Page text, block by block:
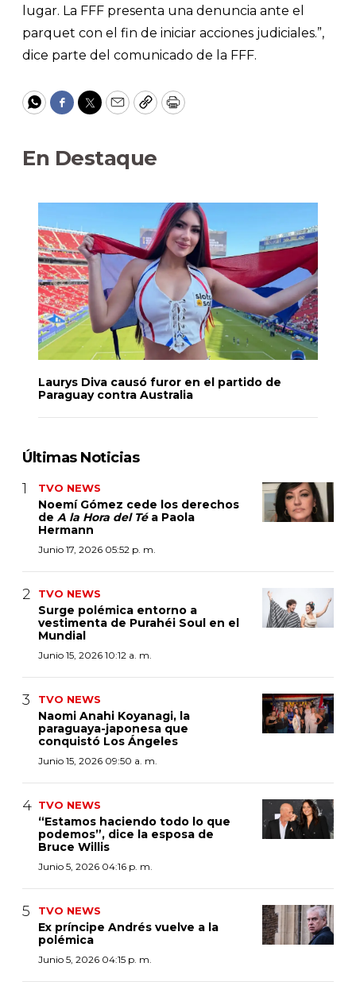
lugar. La FFF presenta una denuncia ante el
parquet con el fin de iniciar acciones judiciales.”,
dice parte del comunicado de la FFF.
WhatsApp
Facebook
Twitter
EmailCopyPrint
En Destaque
Laurys Diva causó furor en el partido de
Paraguay contra Australia
Últimas Noticias
TVO NEWS
Noemí Gómez cede los derechos
de A la Hora del Té a Paola
Hermann
Junio 17, 2026 05:52 p. m.
TVO NEWS
Surge polémica entorno a
vestimenta de Purahéi Soul en el
Mundial
Junio 15, 2026 10:12 a. m.
TVO NEWS
Naomi Anahi Koyanagi, la
paraguaya-japonesa que
conquistó Los Ángeles
Junio 15, 2026 09:50 a. m.
TVO NEWS
“Estamos haciendo todo lo que
podemos”, dice la esposa de
Bruce Willis
Junio 5, 2026 04:16 p. m.
TVO NEWS
Ex príncipe Andrés vuelve a la
polémica
Junio 5, 2026 04:15 p. m.